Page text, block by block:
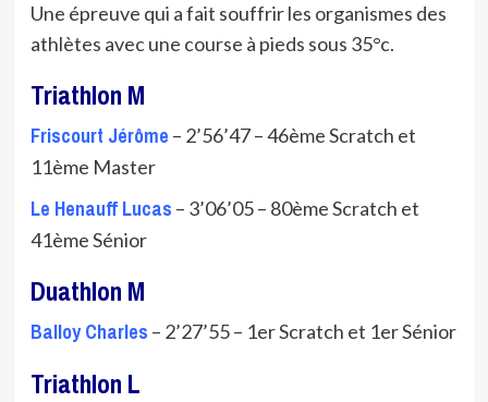
Une épreuve qui a fait souffrir les organismes des
athlètes avec une course à pieds sous 35°c.
Triathlon M
Friscourt Jérôme – 2’56’47 – 46ème Scratch et
11ème Master
Le Henauff Lucas – 3’06’05 – 80ème Scratch et
41ème Sénior
Duathlon M
Balloy Charles – 2’27’55 – 1er Scratch et 1er Sénior
Triathlon L